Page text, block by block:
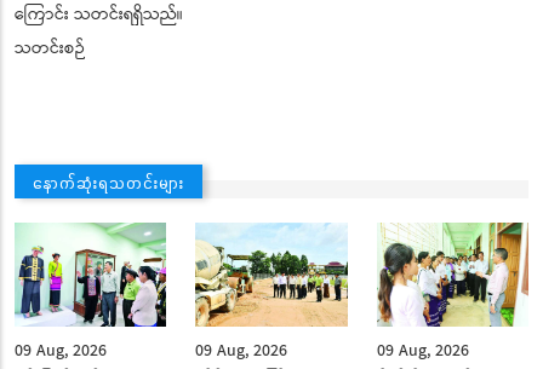
ကြောင်း သတင်းရရှိသည်။
သတင်းစဉ်
နောက်ဆုံးရသတင်းများ
09 Aug, 2026
09 Aug, 2026
09 Aug, 2026